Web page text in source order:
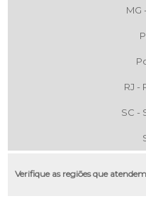
MG
RJ -
SC -
Verifique as regiões que